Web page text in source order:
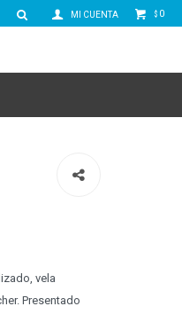
$ 0
vela
Presentado